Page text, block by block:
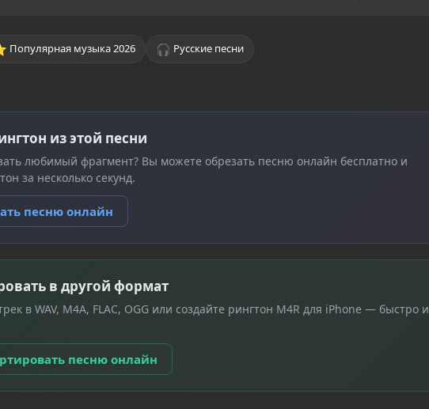
Популярная музыка 2026 🎧 Русские песни
из этой песни
любимый фрагмент? Вы можете обрезать песню онлайн бесплатно и
за несколько секунд.
песню онлайн
в другой формат
в WAV, M4A, FLAC, OGG или создайте рингтон M4R для iPhone — быстро и
песню онлайн